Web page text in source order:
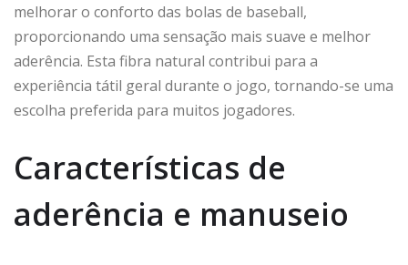
melhorar o conforto das bolas de baseball,
proporcionando uma sensação mais suave e melhor
aderência. Esta fibra natural contribui para a
experiência tátil geral durante o jogo, tornando-se uma
escolha preferida para muitos jogadores.
Características de
aderência e manuseio